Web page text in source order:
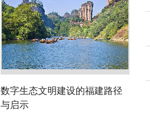
数字生态文明建设的福建路径
与启示